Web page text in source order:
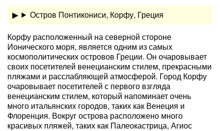
Остров Понтикониси, Корфу, Греция
Корфу расположенный на северной стороне
Ионического моря, является одним из самых
космополитических островов Греции. Он очаровывает
своих посетителей венецианским стилем, прекрасными
пляжами и расслабляющей атмосферой. Город Корфу
очаровывает посетителей с первого взгляда
венецианским стилем, который напоминает очень
много итальянских городов, таких как Венеция и
Флоренция. Вокруг острова расположено много
красивых пляжей, таких как Палеокастрица, Агиос